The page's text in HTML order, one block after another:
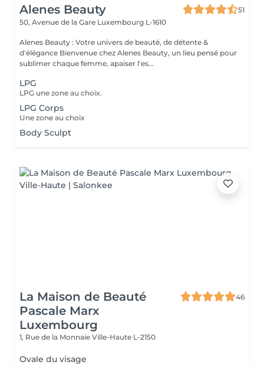
Alenes Beauty
51
50, Avenue de la Gare Luxembourg L-1610
Alenes Beauty : Votre univers de beauté, de détente &
d'élégance Bienvenue chez Alenes Beauty, un lieu pensé pour
sublimer chaque femme, apaiser l'es...
LPG
LPG une zone au choix.
LPG Corps
Une zone au choix
Body Sculpt
La Maison de Beauté
Pascale Marx
Luxembourg
46
1, Rue de la Monnaie Ville-Haute L-2150
Ovale du visage